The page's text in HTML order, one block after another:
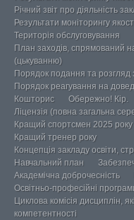
Річний звіт про діяльність
Результати моніторингу
Територія обслуговування
План заходів, спрямований
(цькуванню)
Порядок подання та розгляд
Порядок реагування на
Кошторис
Обережно! Кір.
Ліцензія (повна загальна
Кращий спортсмен 2025 року
Кращий тренер року
Концепція закладу освіти,
Навчальний план
Академічна доброчесність
Освітньо-професійні
Циклова комісія дисциплін,
компетентності